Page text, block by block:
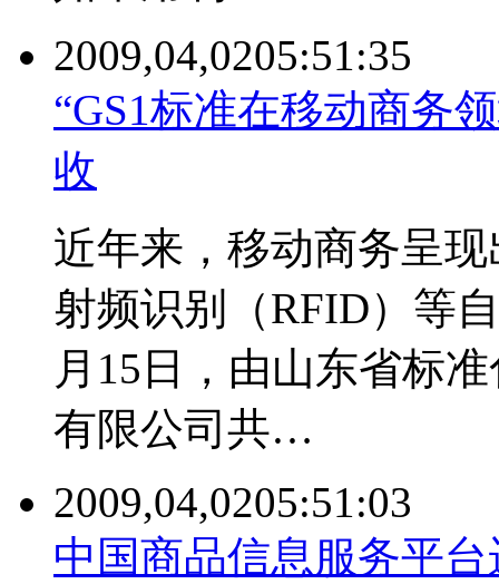
2009,04,0205:51:35
“GS1标准在移动商务
收
近年来，移动商务呈
射频识别（RFID）等
月15日，由山东省标
有限公司共…
2009,04,0205:51:03
中国商品信息服务平